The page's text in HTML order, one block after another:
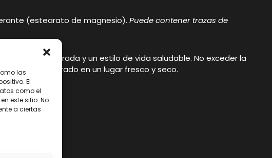
las
El
como el
este sitio. No
a ciertas
(estearato de magnesio). Puede contener trazas de
y equilibrada y un estilo de vida saludable. No exceder la
bien cerrado en un lugar fresco y seco.